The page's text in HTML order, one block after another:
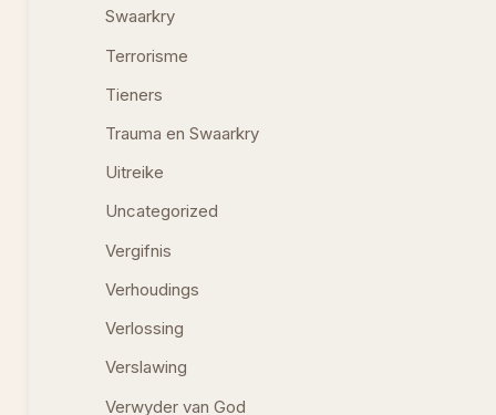
Swaarkry
Terrorisme
Tieners
Trauma en Swaarkry
Uitreike
Uncategorized
Vergifnis
Verhoudings
Verlossing
Verslawing
Verwyder van God